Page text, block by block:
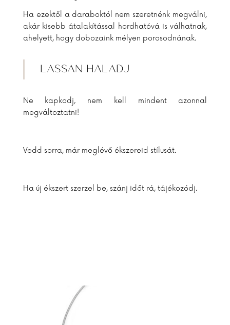
Ha ezektől a daraboktól nem szeretnénk megválni,
akár kisebb átalakítással hordhatóvá is válhatnak,
ahelyett, hogy dobozaink mélyen porosodnának.
LASSAN HALADJ
Ne kapkodj, nem kell mindent azonnal
megváltoztatni!
Vedd sorra, már meglévő ékszereid stílusát.
Ha új ékszert szerzel be, szánj időt rá, tájékozódj.